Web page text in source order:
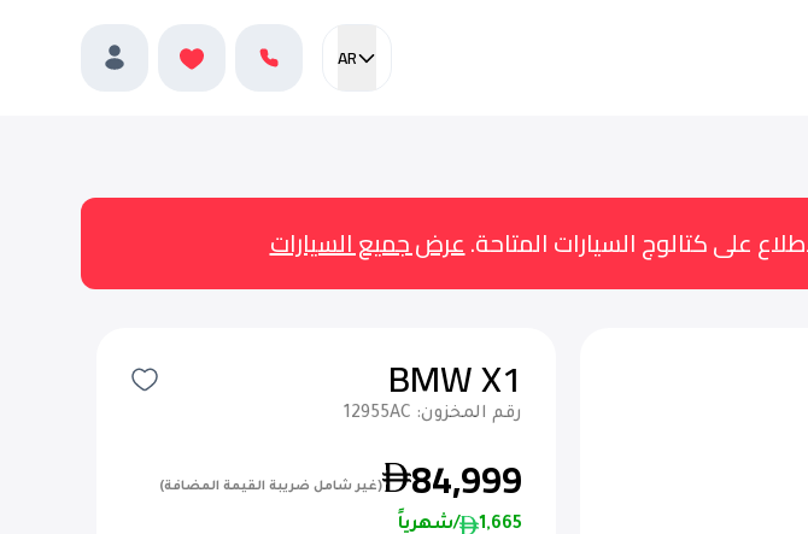
AR
Current language: العربية
المفضلة الملف الشخصي
على كتالوج السيارات المتاحة.عرض جميع السيارات
BMW X1
رقم المخزون: 12955AC
84,999 (غير شامل ضريبة القيمة المضافة)
1,665 /شهرياً